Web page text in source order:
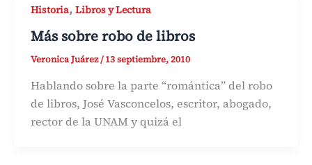
Historia, Libros y Lectura
Más sobre robo de libros
Veronica Juárez/13 septiembre, 2010
Hablando sobre la parte “romántica” del robo
de libros, José Vasconcelos, escritor, abogado,
rector de la UNAM y quizá el